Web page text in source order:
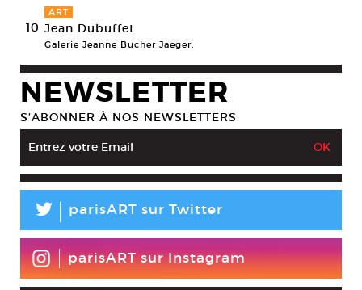
10
ART
Jean Dubuffet
Galerie Jeanne Bucher Jaeger,
NEWSLETTER
S’ABONNER À NOS NEWSLETTERS
L parisART sur Twitter
parisART sur Instagram